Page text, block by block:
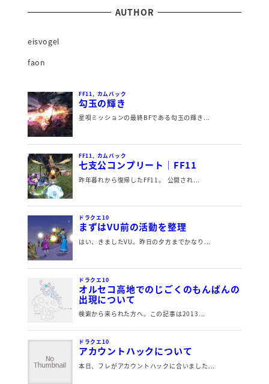
AUTHOR
eisvogel
faon